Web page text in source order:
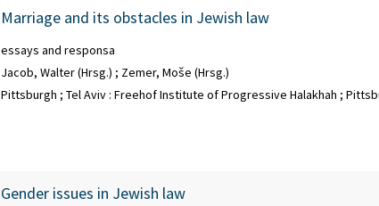
Marriage and its obstacles in Jewish law
essays and responsa
Jacob, Walter (Hrsg.) ; Zemer, Moše (Hrsg.)
Pittsburgh ; Tel Aviv : Freehof Institute of Progressive Halakhah ;
Gender issues in Jewish law